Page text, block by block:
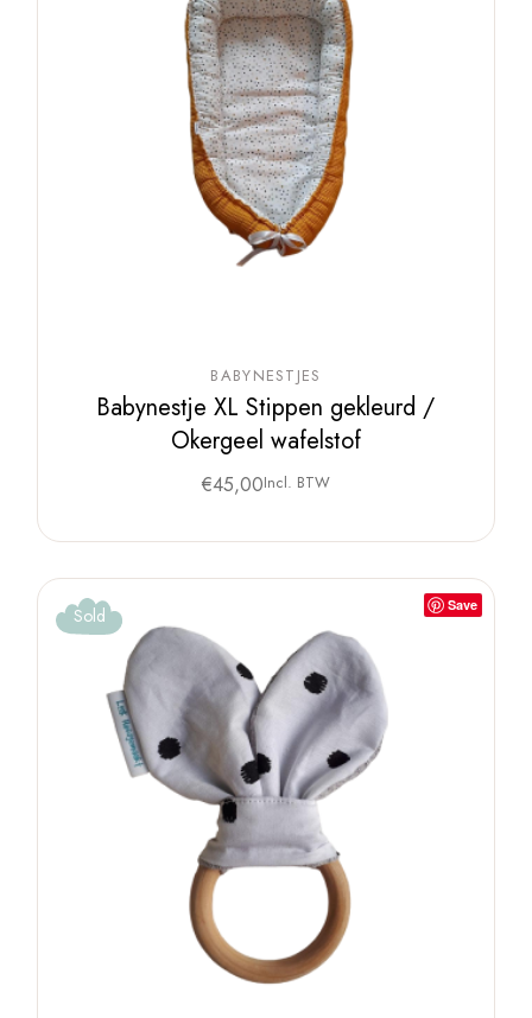
BABYNESTJES
Babynestje XL Stippen gekleurd /
Okergeel wafelstof
€45,00Incl. BTW
Save
Sold